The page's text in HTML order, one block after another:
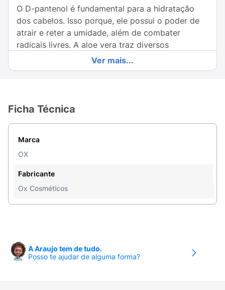
O D-pantenol é fundamental para a hidratação
dos cabelos. Isso porque, ele possui o poder de
atrair e reter a umidade, além de combater
radicais livres. A aloe vera traz diversos
benefícios para o cabelo, entre os principais está
a capacidade de hidratação e nutrição dos fios.
Ver mais...
Ficha Técnica
Marca
OX
Fabricante
Ox Cosméticos
A Araujo tem de tudo.
Posso te ajudar de alguma forma?